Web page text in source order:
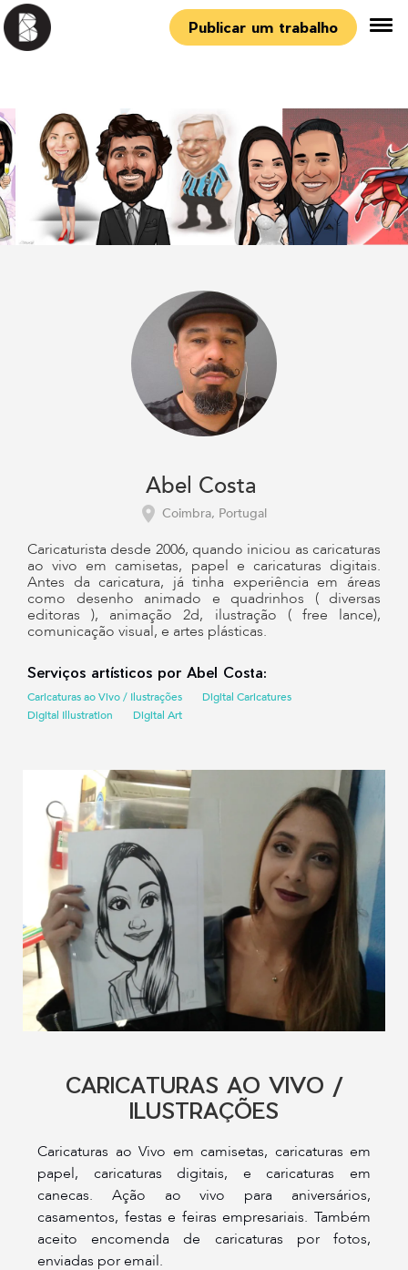
Publicar um trabalho
Abel Costa
Coimbra, Portugal
Caricaturista desde 2006, quando iniciou as caricaturas
ao vivo em camisetas, papel e caricaturas digitais.
Antes da caricatura, já tinha experiência em áreas
como desenho animado e quadrinhos ( diversas
editoras ), animação 2d, ilustração ( free lance),
comunicação visual, e artes plásticas.
Serviços artísticos por Abel Costa:
Caricaturas ao Vivo / Ilustrações
Digital Caricatures
Digital Illustration
Digital Art
CARICATURAS AO VIVO /
ILUSTRAÇÕES
Caricaturas ao Vivo em camisetas, caricaturas em
papel, caricaturas digitais, e caricaturas em
canecas. Ação ao vivo para aniversários,
casamentos, festas e feiras empresariais. Também
aceito encomenda de caricaturas por fotos,
enviadas por email.